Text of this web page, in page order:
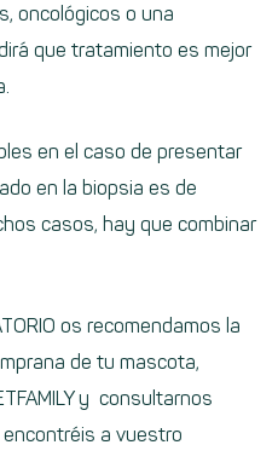
oncológicos o una
que tratamiento es mejor
en el caso de presentar
en la biopsia es de
casos, hay que combinar
os recomendamos la
de tu mascota,
y consultarnos
a vuestro